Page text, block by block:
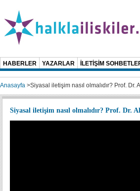
HABERLER YAZARLAR İLETİŞİM
Anasayfa >Siyasal iletişim nasıl olmalıdır? Prof. Dr.
Siyasal iletişim nasıl olmalıdır? Prof. Dr.